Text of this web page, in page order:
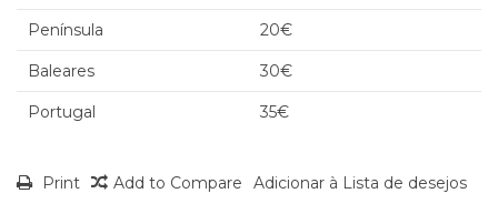
Península 20€
Baleares 30€
Portugal 35€
Print Add to Compare Adicionar à Lista de desejos